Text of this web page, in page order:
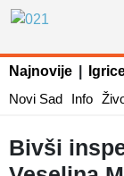
Najnovije
Novi Sad
Info
Bivši